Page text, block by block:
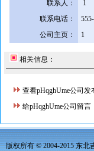
联系人：
1
联系电话：
公司主页：
1
相关信息：
查看pHqghUme公司发
给pHqghUme公司留言
版权所有 © 2004-2015 东北